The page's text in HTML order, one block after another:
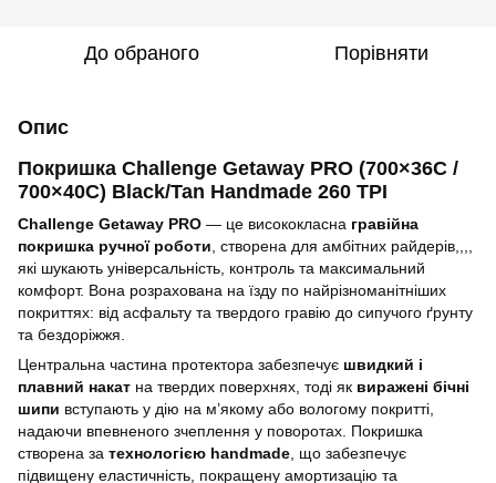
До обраного Порівняти
Опис
Покришка Challenge Getaway PRO (700×36C /
700×40C) Black/Tan Handmade 260 TPI
Challenge Getaway PRO — це висококласна гравійна
покришка ручної роботи , створена для амбітних райдерів,,,,
які шукають універсальність, контроль та максимальний
комфорт. Вона розрахована на їзду по найрізноманітніших
покриттях: від асфальту та твердого гравію до сипучого ґрунту
та бездоріжжя.
Центральна частина протектора забезпечує швидкий і
плавний накат на твердих поверхнях, тоді як виражені бічні
шипи вступають у дію на м’якому або вологому покритті,
надаючи впевненого зчеплення у поворотах. Покришка
створена за технологією handmade , що забезпечує
підвищену еластичність, покращену амортизацію та